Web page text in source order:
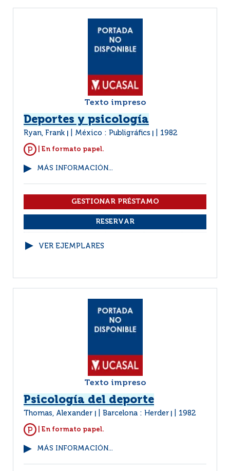
Texto impreso
Deportes y psicología
Ryan, Frank México : Publigráfics 1982
| En formato papel.
MÁS INFORMACIÓN...
VER EJEMPLARES
Texto impreso
Psicología del deporte
Thomas, Alexander Barcelona : Herder 1982
| En formato papel.
MÁS INFORMACIÓN...